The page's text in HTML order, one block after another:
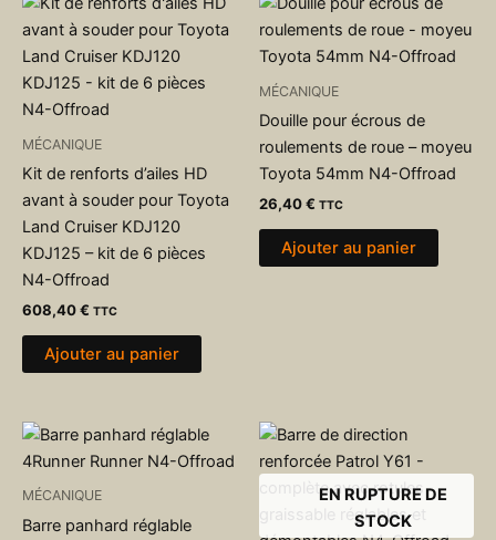
MÉCANIQUE
Kit de renforts d’ailes HD
avant à souder pour Toyota
Land Cruiser KDJ120
KDJ125 – kit de 6 pièces
N4-Offroad
608,40€ TTC
Ajouter au panier
MÉCANIQUE
Douille pour écrous de
roulements de roue – moyeu
Toyota 54mm N4-Offroad
26,40€ TTC
Ajouter au panier
MÉCANIQUE
Barre panhard réglable
EN RUPTURE DE
STOCK